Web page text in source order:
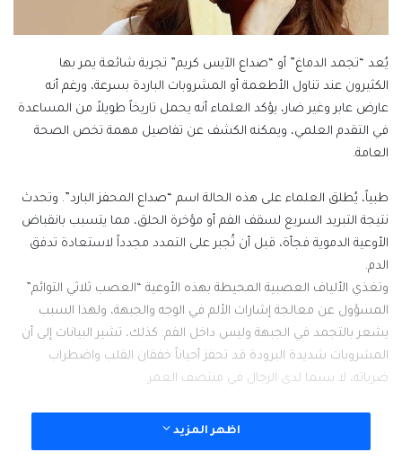
يُعد “تجمد الدماغ” أو “صداع الآيس كريم” تجربة شائعة يمر بها
الكثيرون عند تناول الأطعمة أو المشروبات الباردة بسرعة، ورغم أنه
عارض عابر وغير ضار، يؤكد العلماء أنه يحمل تاريخاً طويلاً من المساعدة
في التقدم العلمي، ويمكنه الكشف عن تفاصيل مهمة تخص الصحة
العامة.
طبياً، يُطلق العلماء على هذه الحالة اسم “صداع المحفز البارد”. وتحدث
نتيجة التبريد السريع لسقف الفم أو مؤخرة الحلق، مما يتسبب بانقباض
الأوعية الدموية فجأة، قبل أن تُجبر على التمدد مجدداً لاستعادة تدفق
الدم.
وتغذي الألياف العصبية المحيطة بهذه الأوعية “العصب ثلاثي التوائم”
المسؤول عن معالجة إشارات الألم في الوجه والجبهة، ولهذا السبب
يشعر بالتجمد في الجبهة وليس داخل الفم. كذلك، تشير البيانات إلى أن
المشروبات شديدة البرودة قد تحفز أحياناً خفقان القلب واضطراب
ضرباته، لا سيما لدى الرجال في منتصف العمر.
ولتجنب هذا الصداع، يُنصح بتناول المأكولات الباردة ببطء لمنح سقف
الفم فرصة للتدفئة. وفي حال الإصابة به، يمكن تقصير مدة الألم عبر
اظهر المزيد